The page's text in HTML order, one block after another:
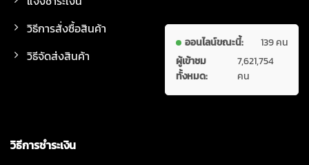
วิธีการสั่งซื้อสินค้า
วิธีจัดส่งสินค้า
ออนไลน์ขณะนี้:
139 คน
ผู้เข้าชม
ทั้งหมด:
7,621,754
คน
วิธีการชำระเงิน